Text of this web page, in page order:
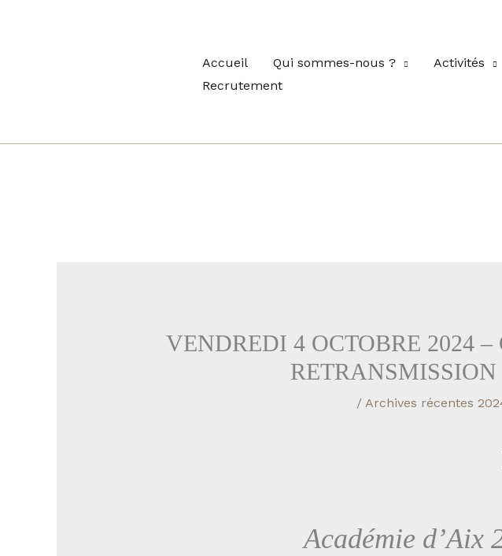
Accueil Qui sommes-nous ? Activités
Recrutement
VENDREDI 4 OCTOBRE 2024
/ Archives récentes
Académie d’Aix